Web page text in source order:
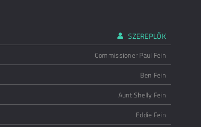
SZEREPLŐK
Commissioner Paul Fein
Ben Fein
Aunt Shelly Fein
Eddie Fein